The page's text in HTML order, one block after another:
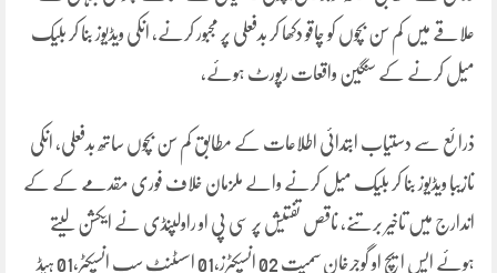
علاقے میں کم سن بچوں کو چاقو دکھا کر بدفعلی پر مجبور کرنے، انکی ویڈیوز بنا کر بلیک
میل کرنے کے سنگین واقعات رپورٹ ہوئے،
ذرائع سے دستیاب ابتدائی اطلاعات کے مطابق کم سن بچوں ساتھ بدفعلی، انکی
نازیبا ویڈیوز بنا کر بلیک میل کرنے والے ملزمان خلاف فوری مقدمے کے کے
اندارج میں تاخیر برتنے، ناقص تفتیش پر سی پی او راولپنڈی نے ایکشن لیتے
ہوئے ایس ایچ او گوجرخان سمیت 02 انسپکٹرز،01 اسسٹنٹ سب انسپکٹر،01 ہیڈ